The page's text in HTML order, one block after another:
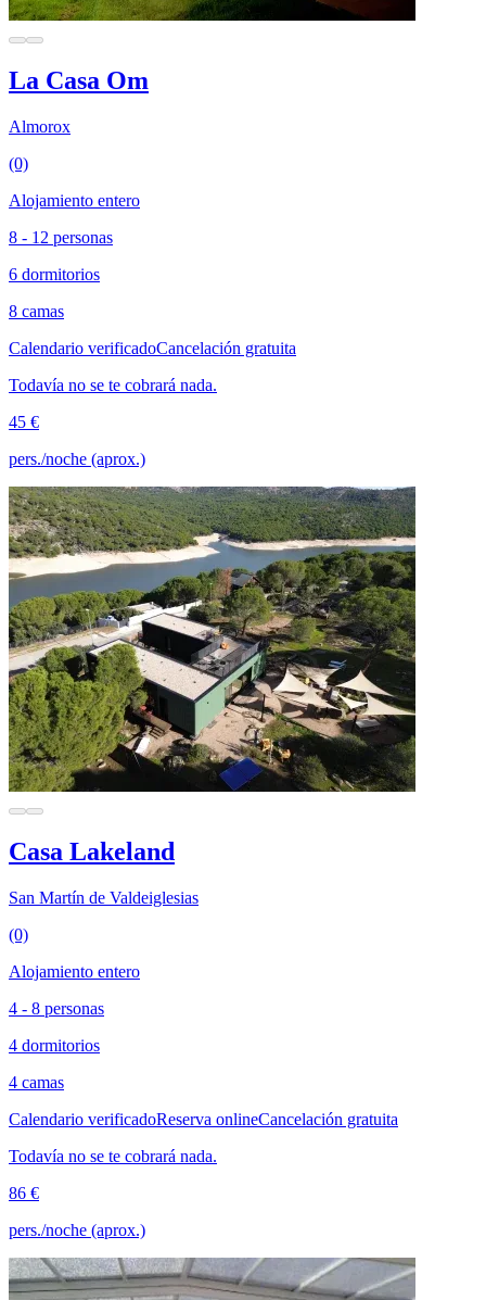
La Casa Om
Almorox
(0)
Alojamiento entero
8 - 12 personas
6 dormitorios
8 camas
Calendario verificadoCancelación gratuita
Todavía no se te cobrará nada.
45 €
pers./noche (aprox.)
Casa Lakeland
San Martín de Valdeiglesias
(0)
Alojamiento entero
4 - 8 personas
4 dormitorios
4 camas
Calendario verificadoReserva onlineCancelación gratuita
Todavía no se te cobrará nada.
86 €
pers./noche (aprox.)